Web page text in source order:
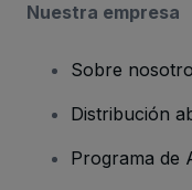
Nuestra empresa
Sobre
Distribución
Programa de